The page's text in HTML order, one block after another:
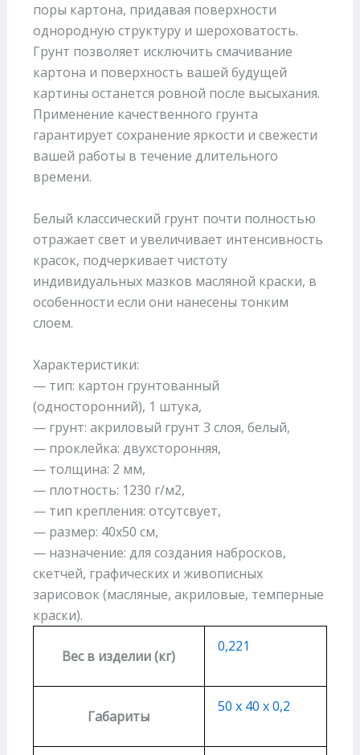
поры картона, придавая поверхности
однородную структуру и шероховатость.
Грунт позволяет исключить смачивание
картона и поверхность вашей будущей
картины останется ровной после высыхания.
Применение качественного грунта
гарантирует сохранение яркости и свежести
вашей работы в течение длительного
времени.
Белый классический грунт почти полностью
отражает свет и увеличивает интенсивность
красок, подчеркивает чистоту
индивидуальных мазков масляной краски, в
особенности если они нанесены тонким
слоем.
Характеристики:
— тип: картон грунтованный
(односторонний), 1 штука,
— грунт: акриловый грунт 3 слоя, белый,
— проклейка: двухсторонняя,
— толщина: 2 мм,
— плотность: 1230 г/м2,
— тип крепления: отсутсвует,
— размер: 40х50 см,
— назначение: для создания набросков,
скетчей, графических и живописных
зарисовок (масляные, акриловые, темперные
краски).
Вес в изделии (кг)
0,221
Габариты
50 х 40 х 0,2